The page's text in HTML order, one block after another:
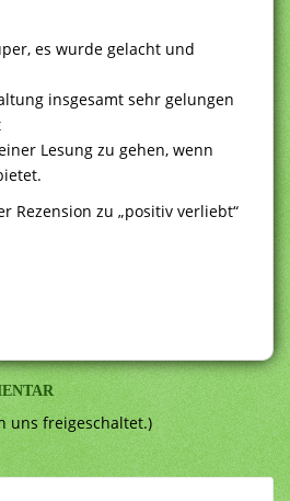
es wurde gelacht und
insgesamt sehr gelungen
Lesung zu gehen, wenn
Rezension zu „positiv verliebt“
uns freigeschaltet.)